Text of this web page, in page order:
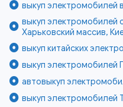
выкуп электромобилей
выкуп электромобилей
Харьковский массив,
выкуп китайских
выкуп электромобилей
автовыкуп
выкуп электромобилей